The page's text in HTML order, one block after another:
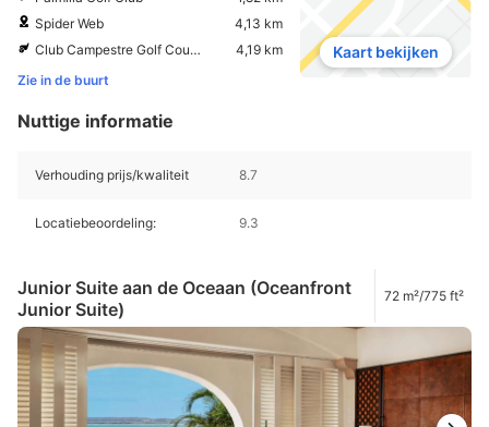
Spider Web
4,13 km
Club Campestre Golf Course
4,19 km
Zie in de buurt
Kaart bekijken
Nuttige informatie
Verhouding prijs/kwaliteit 8.7
Locatiebeoordeling: 9.3
Junior Suite aan de Oceaan (Oceanfront
Junior Suite)
72 m²/775 ft²